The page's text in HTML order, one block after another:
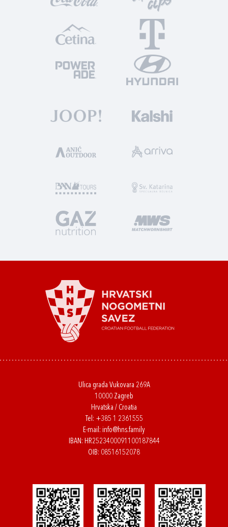
Ulica grada Vukovara 269A
10000 Zagreb
Hrvatska / Croatia
Tel: +385 1 2361555
E-mail: info@hns.family
IBAN: HR2523400091100187844
OIB: 08516152078